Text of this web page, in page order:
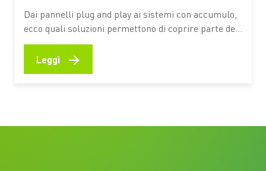
detrazioni
Dai pannelli plug and play ai sistemi con accumulo,
ecco quali soluzioni permettono di coprire parte dei
consumi estivi, quali incentivi fiscali sono disponibili
e quando l’investimento può risultare conveniente
Leggi →